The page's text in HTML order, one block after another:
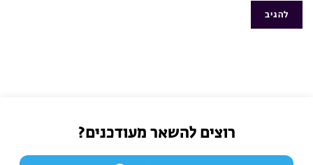
רוצים להשאר מעודכנים?